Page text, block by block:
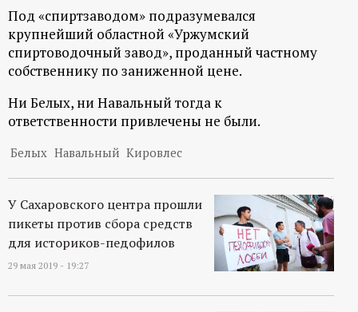
Под «спиртзаводом» подразумевался
крупнейший областной «Уржумский
спиртоводочный завод», проданный частному
собственнику по заниженной цене.
Ни Белых, ни Навальный тогда к
ответственности привлечены не были.
Белых Навальный Кировлес
У Сахаровского центра прошли
пикеты против сбора средств
для историков-педофилов
29 мая 2019 - 19:27